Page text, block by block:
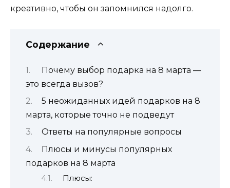
креативно, чтобы он запомнился надолго.
Содержание
Почему выбор подарка на 8 марта —
это всегда вызов?
5 неожиданных идей подарков на 8
марта, которые точно не подведут
Ответы на популярные вопросы
Плюсы и минусы популярных
подарков на 8 марта
Плюсы: